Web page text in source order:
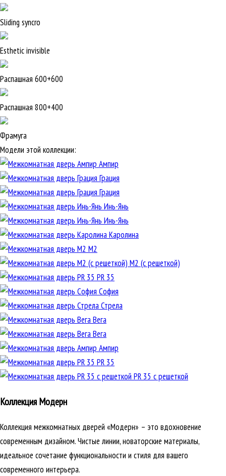
Sliding syncro
Esthetic invisible
Распашная 600+600
Распашная 800+400
Фрамуга
Модели этой коллекции:
Ампир
Грация
Грация
Инь-Янь
Инь-Янь
Каролина
М2
М2 (с решеткой)
PR 35
София
Стрела
Вега
Вега
Ампир
PR 35
PR 35 с решеткой
Коллекция Модерн
Коллекция межкомнатных дверей «Модерн» – это вдохновение
современным дизайном. Чистые линии, новаторские материалы,
идеальное сочетание функциональности и стиля для вашего
современного интерьера.